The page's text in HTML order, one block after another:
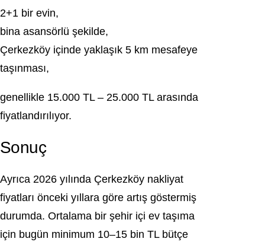
2+1 bir evin,
bina asansörlü şekilde,
Çerkezköy içinde yaklaşık 5 km mesafeye
taşınması,
genellikle 15.000 TL – 25.000 TL arasında
fiyatlandırılıyor.
Sonuç
Ayrıca 2026 yılında Çerkezköy nakliyat
fiyatları önceki yıllara göre artış göstermiş
durumda. Ortalama bir şehir içi ev taşıma
için bugün minimum 10–15 bin TL bütçe